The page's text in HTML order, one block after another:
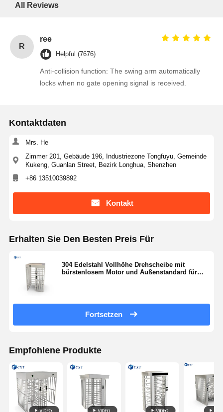
All Reviews
R
ree
Helpful (7676)
Anti-collision function: The swing arm automatically
locks when no gate opening signal is received.
Kontaktdaten
Mrs. He
Zimmer 201, Gebäude 196, Industriezone Tongfuyu, Gemeinde
Kukeng, Guanlan Street, Bezirk Longhua, Shenzhen
+86 13510039892
Kontakt
Erhalten Sie Den Besten Preis Für
304 Edelstahl Vollhöhe Drehscheibe mit
bürstenlosem Motor und Außenstandard für
Fortsetzen
Empfohlene Produkte